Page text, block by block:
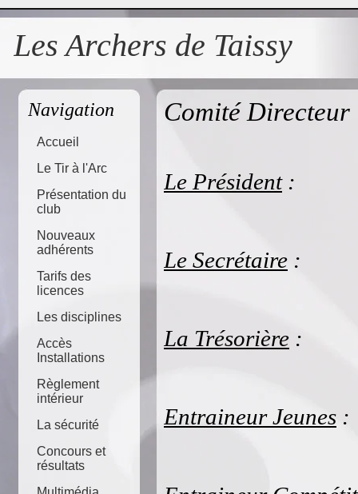
Les Archers de Taissy
Navigation
Accueil
Le Tir à l'Arc
Présentation du
club
Nouveaux
adhérents
Tarifs des
licences
Les disciplines
Accès
Installations
Règlement
intérieur
La sécurité
Concours et
résultats
Comité Directeur
Le Président:
Le Secrétaire :
La Trésorière :
Entraineur Jeunes :